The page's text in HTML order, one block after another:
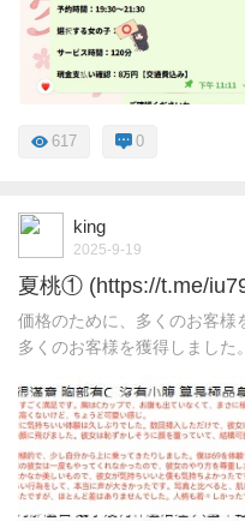
617 0
king
2025-9-19
夏桃① (https://t.me/
価格のために、多くのお客様
多くのお客様を獲得しました